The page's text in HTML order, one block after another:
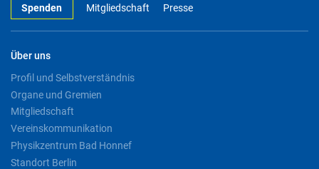
Spenden Mitgliedschaft Presse
Über uns
Profil und Selbstverständnis
Organe und Gremien
Mitgliedschaft
Vereinskommunikation
Physikzentrum Bad Honnef
Standort Berlin